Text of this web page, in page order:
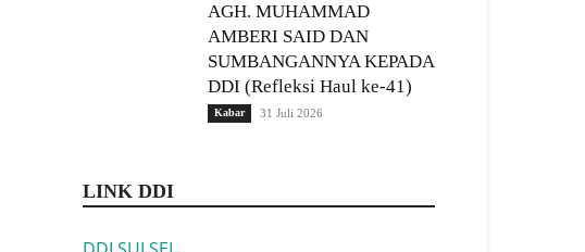
AGH. MUHAMMAD
AMBERI SAID DAN
SUMBANGANNYA KEPADA
DDI (Refleksi Haul ke-41)
Kabar 31 Juli 2026
LINK DDI